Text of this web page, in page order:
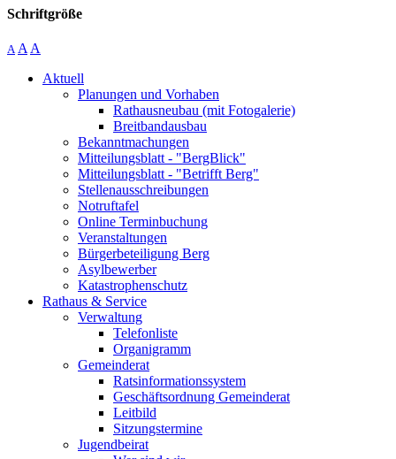
Schriftgröße
A A A
Aktuell
Planungen und Vorhaben
Rathausneubau (mit Fotogalerie)
Breitbandausbau
Bekanntmachungen
Mitteilungsblatt - "BergBlick"
Mitteilungsblatt - "Betrifft Berg"
Stellenausschreibungen
Notruftafel
Online Terminbuchung
Veranstaltungen
Bürgerbeteiligung Berg
Asylbewerber
Katastrophenschutz
Rathaus & Service
Verwaltung
Telefonliste
Organigramm
Gemeinderat
Ratsinformationssystem
Geschäftsordnung Gemeinderat
Leitbild
Sitzungstermine
Jugendbeirat